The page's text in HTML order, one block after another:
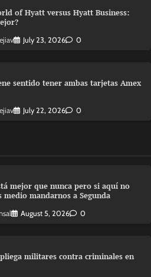
of Hyatt versus Hyatt Business:
July 23, 2026 0
sentido tener ambas tarjetas Amex
July 22, 2026 0
mejor que nunca pero si aquí no
medio mandarnos a Segunda
August 5, 2026 0
militares contra criminales en